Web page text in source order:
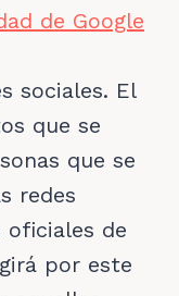
de Google
sociales. El
que se
que se
redes
oficiales de
por este